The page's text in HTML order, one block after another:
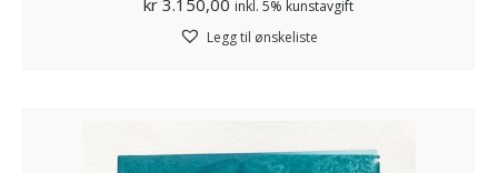
inkl. 5% kunstavgift
Legg til ønskeliste